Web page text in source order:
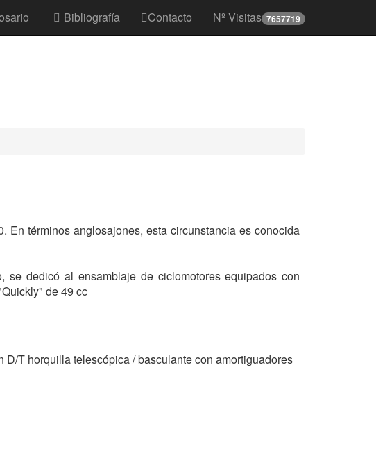
Bibliografía Contacto Nº Visitas 7657719
En términos anglosajones, esta circunstancia es conocida
dedicó al ensamblaje de ciclomotores equipados con
de 49 cc
D/T horquilla telescópica / basculante con amortiguadores